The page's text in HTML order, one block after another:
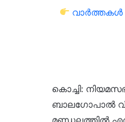
വാർത്തകൾ
കൊച്ചി:
ബാലഗോപാൽ
മണ്ഡലത്തിൽ